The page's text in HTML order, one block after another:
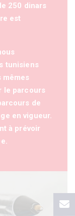
250 dinars
est
tunisiens
le parcours
de
en vigueur.
à prévoir